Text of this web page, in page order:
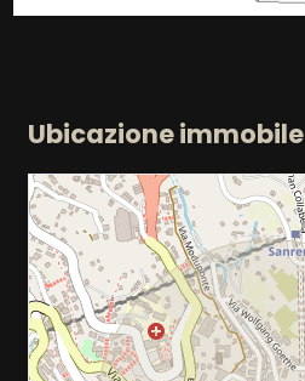
Ubicazione immobile